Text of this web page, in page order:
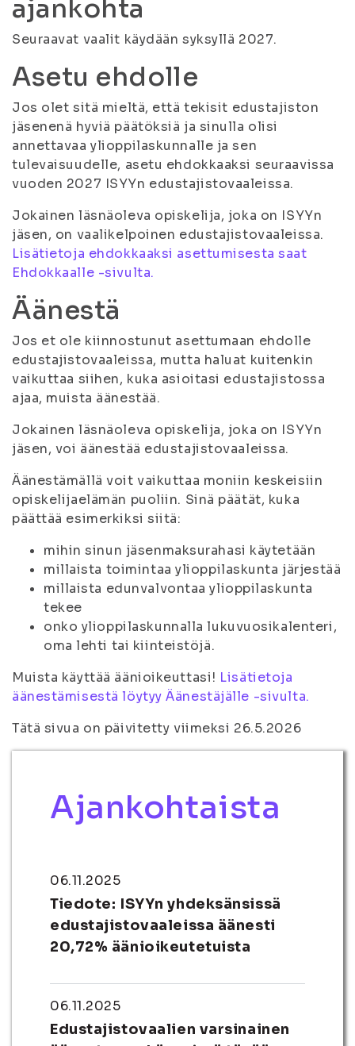
ajankohta
Seuraavat vaalit käydään syksyllä 2027.
Asetu ehdolle
Jos olet sitä mieltä, että tekisit edustajiston
jäsenenä hyviä päätöksiä ja sinulla olisi
annettavaa ylioppilaskunnalle ja sen
tulevaisuudelle, asetu ehdokkaaksi seuraavissa
vuoden 2027 ISYYn edustajistovaaleissa.
Jokainen läsnäoleva opiskelija, joka on ISYYn
jäsen, on vaalikelpoinen edustajistovaaleissa.
Lisätietoja ehdokkaaksi asettumisesta saat
Ehdokkaalle -sivulta.
Äänestä
Jos et ole kiinnostunut asettumaan ehdolle
edustajistovaaleissa, mutta haluat kuitenkin
vaikuttaa siihen, kuka asioitasi edustajistossa
ajaa, muista äänestää.
Jokainen läsnäoleva opiskelija, joka on ISYYn
jäsen, voi äänestää edustajistovaaleissa.
Äänestämällä voit vaikuttaa moniin keskeisiin
opiskelijaelämän puoliin. Sinä päätät, kuka
päättää esimerkiksi siitä:
mihin sinun jäsenmaksurahasi käytetään
millaista toimintaa ylioppilaskunta järjestää
millaista edunvalvontaa ylioppilaskunta
tekee
onko ylioppilaskunnalla lukuvuosikalenteri,
oma lehti tai kiinteistöjä.
Muista käyttää äänioikeuttasi! Lisätietoja
äänestämisestä löytyy Äänestäjälle -sivulta.
Tätä sivua on päivitetty viimeksi 26.5.2026
Ajankohtaista
06.11.2025
Tiedote: ISYYn yhdeksänsissä
edustajistovaaleissa äänesti
20,72% äänioikeutetuista
06.11.2025
Edustajistovaalien varsinainen